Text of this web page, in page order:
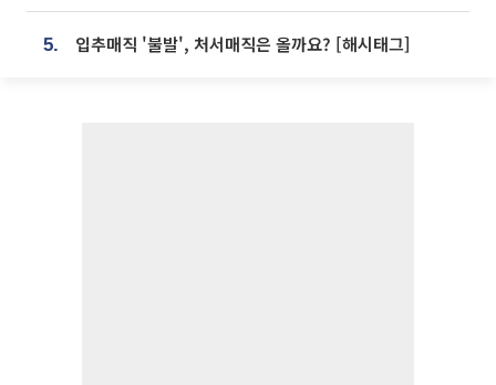
5. 입추매직 '불발', 처서매직은 올까요? [해시태그]